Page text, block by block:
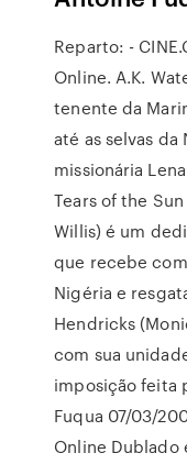
Reparto: -
Online. A.K.
tenente da
até as selvas
missionária
Tears of the
Willis) é um
que recebe
Nigéria e
Hendricks
com sua
imposição feita
Fuqua 07/03/
Online Dublado